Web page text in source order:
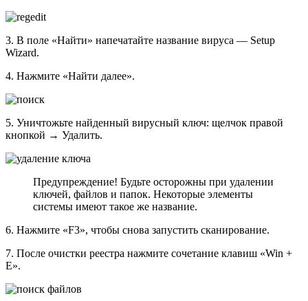
3. В поле «Найти» напечатайте название вируса — Setup
Wizard.
4. Нажмите «Найти далее».
5. Уничтожьте найденный вирусный ключ: щелчок правой
кнопкой → Удалить.
Предупреждение! Будьте осторожны при удалении
ключей, файлов и папок. Некоторые элементы
системы имеют такое же название.
6. Нажмите «F3», чтобы снова запустить сканирование.
7. После очистки реестра нажмите сочетание клавиш «Win +
E».